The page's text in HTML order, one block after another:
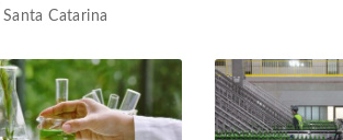
Santa Catarina